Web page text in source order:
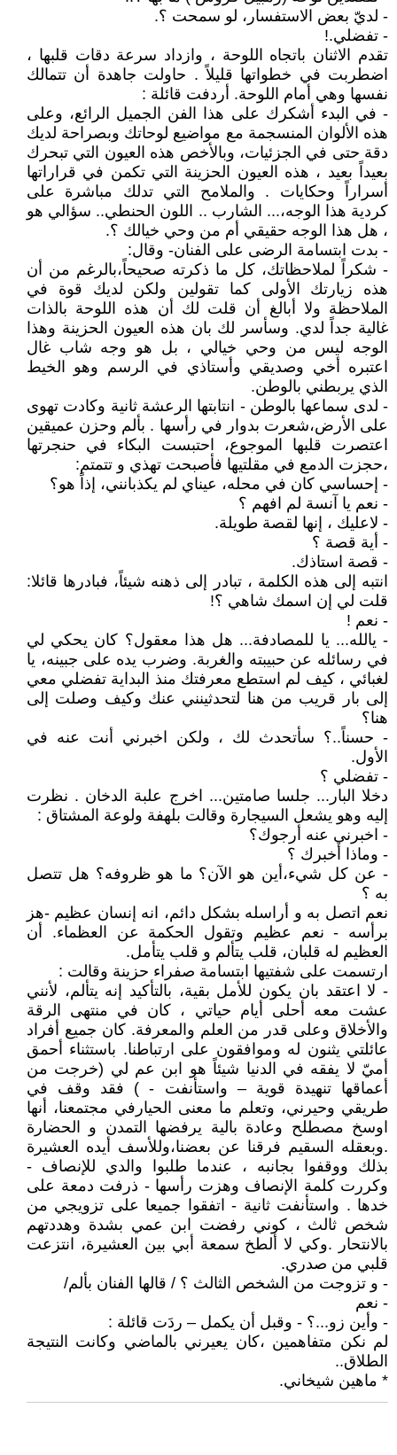
- لديّ بعض الاستفسار، لو سمحت ؟.
- تفضلي.!
تقدم الاثنان باتجاه اللوحة ، وازداد سرعة دقات قلبها ،
اضطربت في خطواتها قليلاً . حاولت جاهدة أن تتمالك
نفسها وهي أمام اللوحة. أردفت قائلة :
- في البدء أشكرك على هذا الفن الجميل الرائع، وعلى
هذه الألوان المنسجمة مع مواضيع لوحاتك وبصراحة لديك
دقة حتى في الجزئيات، وبالأخص هذه العيون التي تبحرك
بعيداً بعيد ، هذه العيون الحزينة التي تكمن في قراراتها
أسراراً وحكايات . والملامح التي تدلك مباشرة على
كردية هذا الوجه،... الشارب .. اللون الحنطي.. سؤالي هو
، هل هذا الوجه حقيقي أم من وحي خيالك ؟.
- بدت ابتسامة الرضى على الفنان- وقال:
- شكراً لملاحظاتك، كل ما ذكرته صحيحاً،بالرغم من أن
هذه زيارتك الأولى كما تقولين ولكن لديك قوة في
الملاحظة ولا أبالغ أن قلت لك أن هذه اللوحة بالذات
غالية جداً لدي. وسأسر لك بان هذه العيون الحزينة وهذا
الوجه ليس من وحي خيالي ، بل هو وجه شاب غال
اعتبره أخي وصديقي وأستاذي في الرسم وهو الخيط
الذي يربطني بالوطن.
- لدى سماعها بالوطن - انتابتها الرعشة ثانية وكادت تهوى
على الأرض،شعرت بدوار في رأسها . بألم وحزن عميقين
اعتصرت قلبها الموجوع، احتبست البكاء في حنجرتها
،حجزت الدمع في مقلتيها فأصبحت تهذي و تتمتم:
- إحساسي كان في محله، عيناي لم يكذبانني، إذاً هو؟
- نعم يا آنسة لم افهم ؟
- لاعليك ، إنها لقصة طويلة.
- أية قصة ؟
- قصة استاذك.
انتبه إلى هذه الكلمة ، تبادر إلى ذهنه شيئاً، فبادرها قائلا:
قلت لي إن اسمك شاهي ؟!
- نعم !
- يالله... يا للمصادفة... هل هذا معقول؟ كان يحكي لي
في رسائله عن حبيبته والغربة. وضرب يده على جبينه، يا
لغبائي ، كيف لم استطع معرفتك منذ البداية تفضلي معي
إلى بار قريب من هنا لتحدثينني عنك وكيف وصلت إلى
هنا؟
- حسناً..؟ سأتحدث لك ، ولكن اخبرني أنت عنه في
الأول.
- تفضلي ؟
دخلا البار... جلسا صامتين... اخرج علبة الدخان . نظرت
إليه وهو يشعل السيجارة وقالت بلهفة ولوعة المشتاق :
- اخبرني عنه أرجوك؟
- وماذا أخبرك ؟
- عن كل شيء،أين هو الآن؟ ما هو ظروفه؟ هل تتصل
به ؟
نعم اتصل به و أراسله بشكل دائم، انه إنسان عظيم -هز
برأسه - نعم عظيم وتقول الحكمة عن العظماء. أن
العظيم له قلبان، قلب يتألم و قلب يتأمل.
ارتسمت على شفتيها ابتسامة صفراء حزينة وقالت :
- لا اعتقد بان يكون للأمل بقية، بالتأكيد إنه يتألم، لأنني
عشت معه أحلى أيام حياتي ، كان في منتهى الرقة
والأخلاق وعلى قدر من العلم والمعرفة. كان جميع أفراد
عائلتي يثنون له وموافقون على ارتباطنا. باستثناء أحمق
أميّ لا يفقه في الدنيا شيئاً هو ابن عم لي (خرجت من
أعماقها تنهيدة قوية – واستأنفت - ) فقد وقف في
طريقي وحيرني، وتعلم ما معنى الحيارفي مجتمعنا، أنها
اوسخ مصطلح وعادة بالية يرفضها التمدن و الحضارة
.وبعقله السقيم فرقنا عن بعضنا،وللأسف أيده العشيرة
بذلك ووقفوا بجانبه ، عندما طلبوا والدي للإنصاف -
وكررت كلمة الإنصاف وهزت رأسها - ذرفت دمعة على
خدها . واستأنفت ثانية - اتفقوا جميعا على تزويجي من
شخص ثالث ، كوني رفضت ابن عمي بشدة وهددتهم
بالانتحار .وكي لا ألطخ سمعة أبي بين العشيرة، انتزعت
قلبي من صدري.
- و تزوجت من الشخص الثالث ؟ / قالها الفنان بألم/
- نعم
- وأين زو...؟ - وقبل أن يكمل – ردَت قائلة :
لم نكن متفاهمين ،كان يعيرني بالماضي وكانت النتيجة
الطلاق..
* ماهين شيخاني.